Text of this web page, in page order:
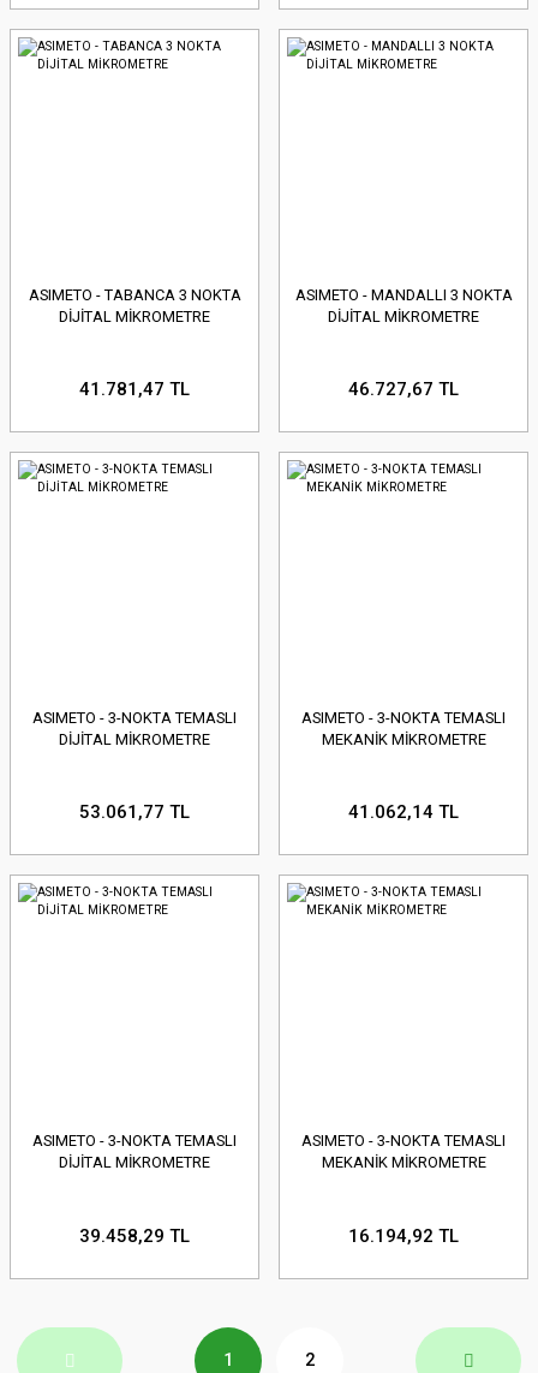
ASIMETO - TABANCA 3 NOKTA
DİJİTAL MİKROMETRE
41.781,47 TL
ASIMETO - MANDALLI 3 NOKTA
DİJİTAL MİKROMETRE
46.727,67 TL
ASIMETO - 3-NOKTA TEMASLI
DİJİTAL MİKROMETRE
53.061,77 TL
ASIMETO - 3-NOKTA TEMASLI
MEKANİK MİKROMETRE
41.062,14 TL
ASIMETO - 3-NOKTA TEMASLI
DİJİTAL MİKROMETRE
39.458,29 TL
ASIMETO - 3-NOKTA TEMASLI
MEKANİK MİKROMETRE
16.194,92 TL
1 2